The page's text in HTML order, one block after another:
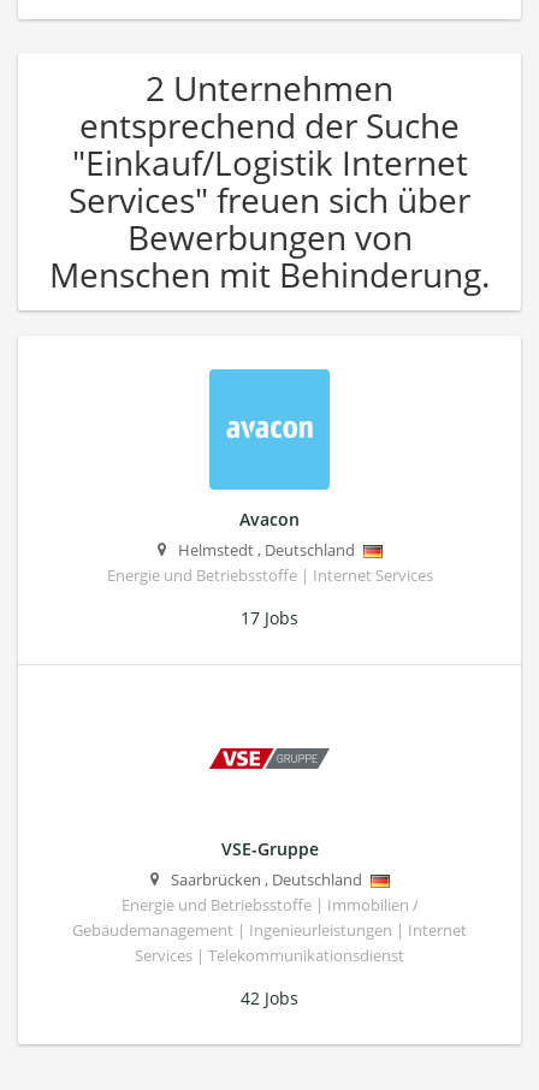
2 Unternehmen
entsprechend der Suche
"Einkauf/Logistik Internet
Services" freuen sich über
Bewerbungen von
Menschen mit Behinderung.
Avacon
Helmstedt, Deutschland
Energie und Betriebsstoffe | Internet Services
17 Jobs
VSE-Gruppe
Saarbrücken , Deutschland
Energie und Betriebsstoffe | Immobilien /
Gebäudemanagement | Ingenieurleistungen | Internet
Services | Telekommunikationsdienst
42 Jobs